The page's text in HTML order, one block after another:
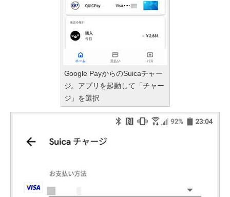
Google PayからのSuicaチャー
ジ。アプリを起動して「チャー
ジ」を選択